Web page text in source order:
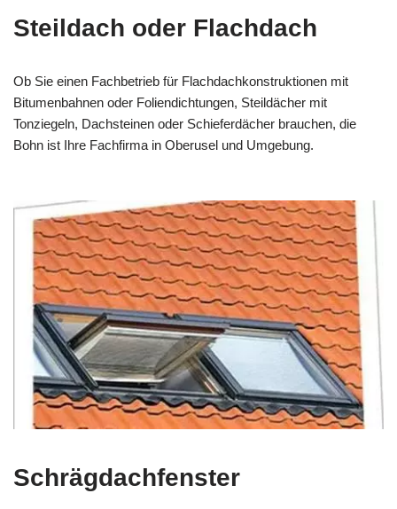
Steildach oder Flachdach
Ob Sie einen Fachbetrieb für Flachdachkonstruktionen mit
Bitumenbahnen oder Foliendichtungen, Steildächer mit
Tonziegeln, Dachsteinen oder Schieferdächer brauchen, die
Bohn ist Ihre Fachfirma in Oberusel und Umgebung.
Schrägdachfenster